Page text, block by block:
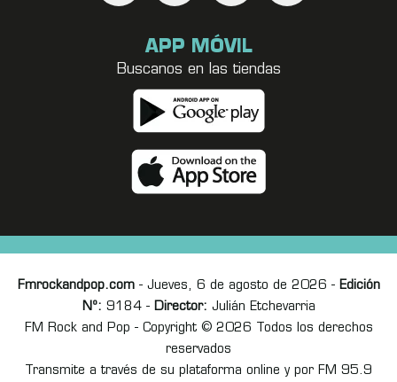
APP MÓVIL
Buscanos en las tiendas
Fmrockandpop.com- Jueves, 6 de agosto de 2026 - Edición
Nº: 9184 - Director: Julián Etchevarria
FM Rock and Pop - Copyright © 2026 Todos los derechos
reservados
Transmite a través de su plataforma online y por FM 95.9